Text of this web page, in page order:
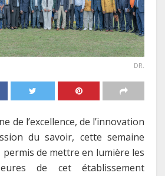
DR.
de l’excellence, de l’innovation
du savoir, cette semaine
de mettre en lumière les
de cet établissement